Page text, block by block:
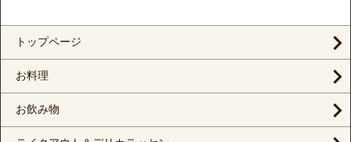
トップページ
お料理
お飲み物